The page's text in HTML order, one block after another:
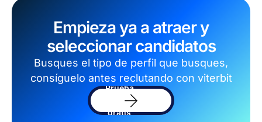
Empieza ya a atraer y
seleccionar candidatos
Busques el tipo de perfil que busques,
consíguelo antes reclutando con viterbit
Prueba
software
gratis